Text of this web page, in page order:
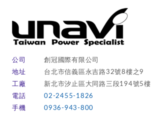
公司
創冠國際有限公司
地址
台北市信義區永吉路32號8樓之9
工廠
新北市汐止區大同路三段194號5樓
電話
02-2455-1826
手機
0936-943-800